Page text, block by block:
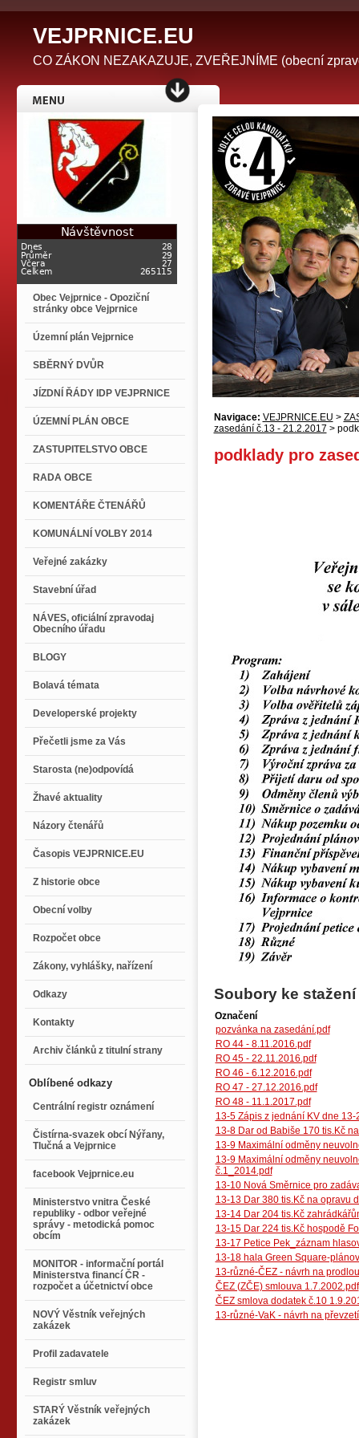
VEJPRNICE.EU
CO ZÁKON NEZAKAZUJE, ZVEŘEJNÍME (obecní
Obec Vejprnice - Opoziční
stránky obce Vejprnice
Územní plán Vejprnice
SBĚRNÝ DVŮR
JÍZDNÍ ŘÁDY IDP VEJPRNICE
ÚZEMNÍ PLÁN OBCE
ZASTUPITELSTVO OBCE
RADA OBCE
KOMENTÁŘE ČTENÁŘŮ
KOMUNÁLNÍ VOLBY 2014
Veřejné zakázky
Stavební úřad
NÁVES, oficiální zpravodaj
Obecního úřadu
BLOGY
Bolavá témata
Developerské projekty
Přečetli jsme za Vás
Starosta (ne)odpovídá
Žhavé aktuality
Názory čtenářů
Časopis VEJPRNICE.EU
Z historie obce
Obecní volby
Rozpočet obce
Zákony, vyhlášky, nařízení
Odkazy
Kontakty
Archiv článků z titulní strany
Oblíbené odkazy
Centrální registr oznámení
Čistírna-svazek obcí Nýřany,
Tlučná a Vejprnice
facebook Vejprnice.eu
Ministerstvo vnitra České
republiky - odbor veřejné
správy - metodická pomoc
obcím
MONITOR - informační portál
Ministerstva financí ČR -
rozpočet a účetnictví obce
NOVÝ Věstník veřejných
zakázek
Profil zadavatele
Registr smluv
STARÝ Věstník veřejných
zakázek
Navigace: VEJPRNICE.EU >
zasedání č.13 - 21.2.2017 >
podklady pro
Soubory ke stažení
Označení
pozvánka na zasedání.pdf
RO 44 - 8.11.2016.pdf
RO 45 - 22.11.2016.pdf
RO 46 - 6.12.2016.pdf
RO 47 - 27.12.2016.pdf
RO 48 - 11.1.2017.pdf
13-5 Zápis z jednání KV dne
13-8 Dar od Babiše 170 tis.Kč
13-9 Maximální odměny
13-9 Maximální odměny
č.1_2014.pdf
13-10 Nová Směrnice pro
13-13 Dar 380 tis.Kč na opravu
13-14 Dar 204 tis.Kč
13-15 Dar 224 tis.Kč hospodě
13-17 Petice Pek_záznam
13-18 hala Green Square-
13-různé-ČEZ - návrh na
ČEZ (ZČE) smlouva 1.7.2002.pdf
ČEZ smlova dodatek č.10
13-různé-VaK - návrh na